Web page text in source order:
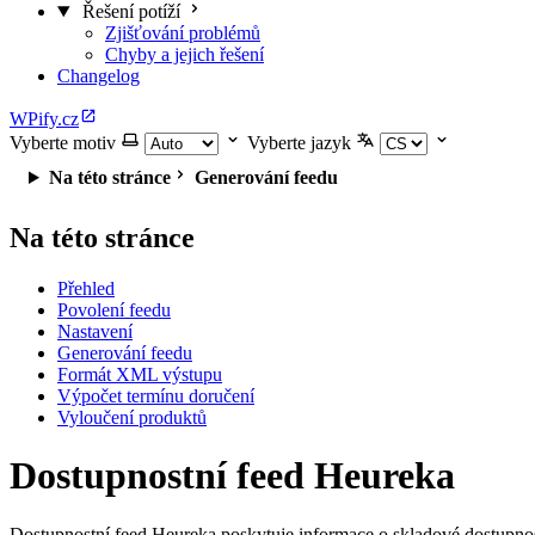
Řešení potíží
Zjišťování problémů
Chyby a jejich řešení
Changelog
WPify.cz
Vyberte motiv
Vyberte jazyk
Na této stránce
Generování feedu
Na této stránce
Přehled
Povolení feedu
Nastavení
Generování feedu
Formát XML výstupu
Výpočet termínu doručení
Vyloučení produktů
Dostupnostní feed Heureka